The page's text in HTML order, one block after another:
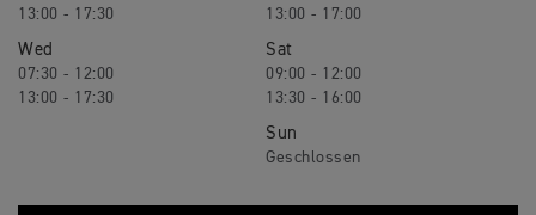
13:00 - 17:30
Wed
07:30 - 12:00
13:00 - 17:30
13:00 - 17:00
Sat
09:00 - 12:00
13:30 - 16:00
Sun
Geschlossen